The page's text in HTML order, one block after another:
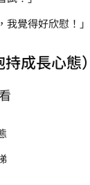
我覺得好欣慰！」
成長心態）